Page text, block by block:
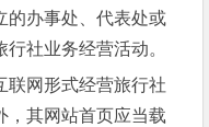
办事处、代表处或
社业务经营活动。
网形式经营旅行社
，其网站首页应当载